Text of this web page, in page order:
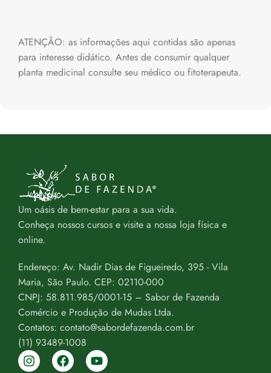
ATENÇÃO: as informações aqui contidas são apenas
para interesse didático. Antes de consumir qualquer
planta medicinal consulte seu médico ou fitoterapeuta.
Um oásis de bem-estar para a sua vida.
Conheça nossos cursos e visite a nossa loja física e
online.
Endereço: Av. Nadir Dias de Figueiredo, 395 - Vila
Maria, São Paulo. CEP: 02110-000
CNPJ: 58.811.985/0001-15 – Sabor de Fazenda
Comércio e Produção de Mudas Ltda.
Contatos: contato@sabordefazenda.com.br
(11) 93489-1008